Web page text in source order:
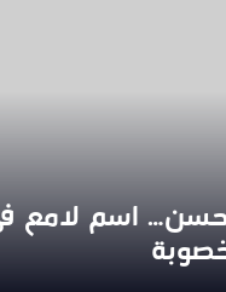
اسم لامع